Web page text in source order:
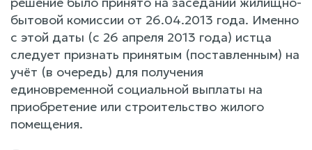
бытовой комиссии от 26.04.2013 года. Именно
с этой даты (с 26 апреля 2013 года) истца
следует признать принятым (поставленным) на
учёт (в очередь) для получения
единовременной социальной выплаты на
приобретение или строительство жилого
помещения.